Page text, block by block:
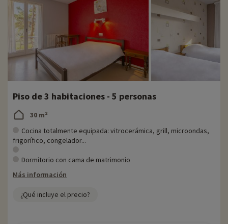
Piso de 3 habitaciones - 5 personas
30 m²
Cocina totalmente equipada: vitrocerámica, grill, microondas,
frigorífico, congelador...
Dormitorio con cama de matrimonio
Más información
¿Qué incluye el precio?